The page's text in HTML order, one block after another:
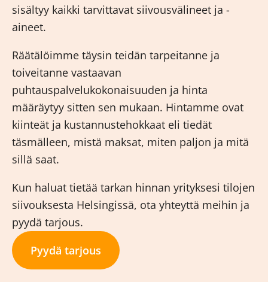
sisältyy kaikki tarvittavat siivousvälineet ja -
aineet.
Räätälöimme täysin teidän tarpeitanne ja
toiveitanne vastaavan
puhtauspalvelukokonaisuuden ja hinta
määräytyy sitten sen mukaan. Hintamme ovat
kiinteät ja kustannustehokkaat eli tiedät
täsmälleen, mistä maksat, miten paljon ja mitä
sillä saat.
Kun haluat tietää tarkan hinnan yrityksesi tilojen
siivouksesta Helsingissä, ota yhteyttä meihin ja
pyydä tarjous.
Pyydä tarjous